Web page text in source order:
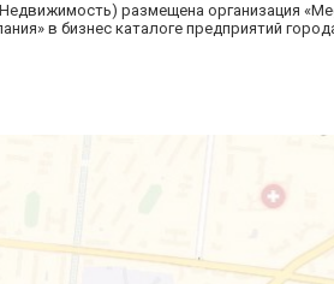
размещена организация
в бизнес каталоге предприятий